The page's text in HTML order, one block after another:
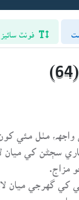
فونٽ سائيز
مٺل مئي
سڄڻن کي ميان
مزاج.
کي گهرجي ميان لا،
ٻاجهہ.